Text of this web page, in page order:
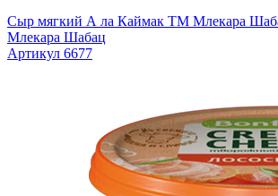
Сыр мягкий А ла Каймак TM Млекара
Млекара Шабац
Артикул 6677